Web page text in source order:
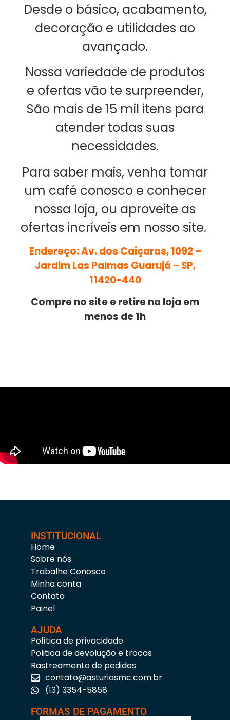
Desde o básico, acabamento,
decoração e utilidades ao
avançado.
Nossa variedade de produtos
e ofertas vão te surpreender,
São mais de 15 mil itens para
atender todas suas
necessidades.
Para saber mais, venha tomar
um café conosco e conhecer
nossa loja, ou aproveite as
ofertas incríveis em nosso site.
Endereço: Av. dos Caiçaras, 1092 –
Jardim Las Palmas Guarujá – SP,
11420-440
Compre no site e retire na loja em
menos de 1h
INSTITUCIONAL
Home
Sobre nós
Trabalhe Conosco
Minha conta
Contato
Painel
AJUDA
Política de privacidade
Politica de devolução e trocas
Rastreamento de pedidos
contato@asturiasmc.com.br
(13) 3354-5858
FORMAS DE PAGAMENTO